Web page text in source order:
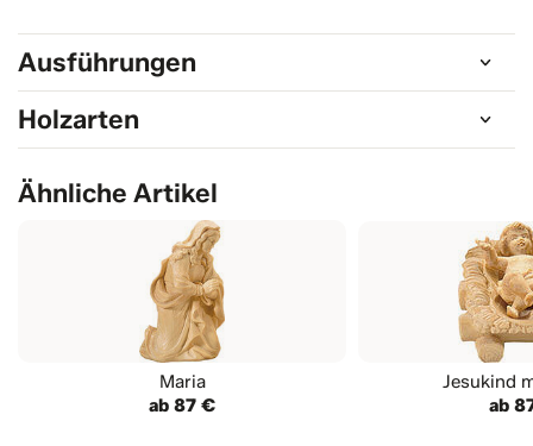
Ausführungen
Holzarten
Ähnliche Artikel
Maria
ab 87 €
Jesukind
ab